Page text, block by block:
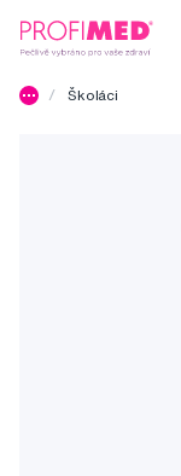
Školáci